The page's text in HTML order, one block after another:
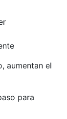
aumentan el
para